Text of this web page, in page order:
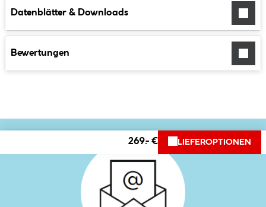
Datenblätter & Downloads
Bewertungen
269.- € LIEFEROPTIONEN